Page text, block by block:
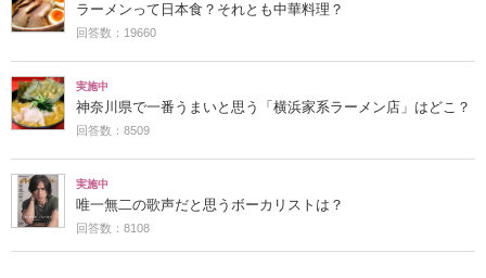
ラーメンって日本食？それとも中華料理？
回答数：19660
実施中
神奈川県で一番うまいと思う「横浜家系ラーメン店」はどこ？
回答数：8509
実施中
唯一無二の歌声だと思うボーカリストは？
回答数：8108